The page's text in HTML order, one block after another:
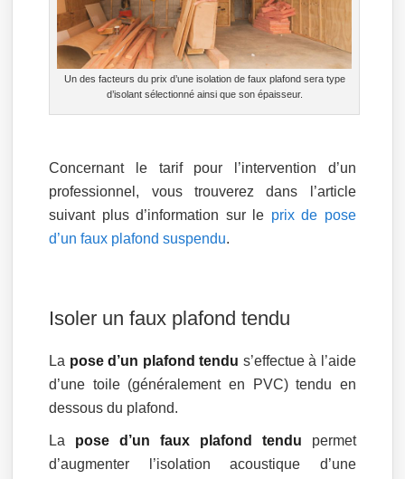
Un des facteurs du prix d’une isolation de faux plafond sera type
d’isolant sélectionné ainsi que son épaisseur.
Concernant le tarif pour l’intervention d’un
professionnel, vous trouverez dans l’article
suivant plus d’information sur le prix de pose
d’un faux plafond suspendu.
Isoler un faux plafond tendu
La pose d’un plafond tendu s’effectue à l’aide
d’une toile (généralement en PVC) tendu en
dessous du plafond.
La pose d’un faux plafond tendu permet
d’augmenter l’isolation acoustique d’une